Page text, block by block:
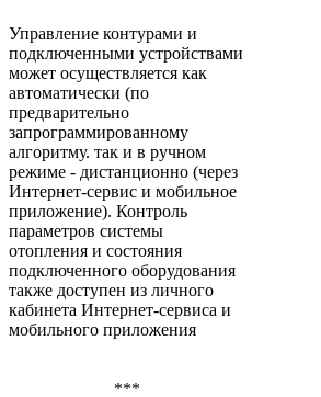
Управление контурами и
подключенными устройствами
может осуществляется как
автоматически (по
предварительно
запрограммированному
алгоритму. так и в ручном
режиме - дистанционно (через
Интернет-сервис и мобильное
приложение). Контроль
параметров системы
отопления и состояния
подключенного оборудования
также доступен из личного
кабинета Интернет-сервиса и
мобильного приложения
***